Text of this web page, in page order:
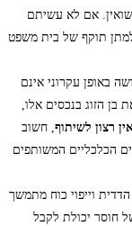
אם לא עשיתם
למתן תוקף של בית משפט
באופן עקרוני אינם
בן הזוג בנכסים אלו,
רצון לשיתוף , חשוב
הכלכליים המשותפים
וייפוי כוח מתמשך
חוסר יכולת לקבל